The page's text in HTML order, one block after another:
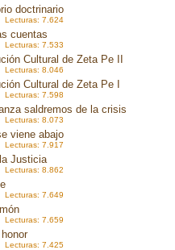
doctrinario
7.624
cuentas
7.533
Cultural de Zeta Pe II
8.046
Cultural de Zeta Pe I
7.598
saldremos de la crisis
8.073
viene abajo
7.917
Justicia
8.862
7.649
7.659
7.425